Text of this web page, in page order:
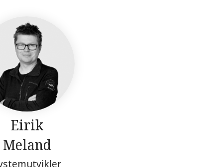
Eirik
Meland